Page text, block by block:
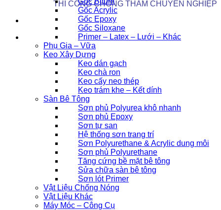
THI CÔNG CHỐNG THẤM CHUYÊN NGHIỆP
Gốc Acrylic
Gốc Epoxy
Gốc Siloxane
Primer – Latex – Lưới – Khác
Phụ Gia – Vữa
Keo Xây Dựng
Keo dán gạch
Keo chà ron
Keo cấy neo thép
Keo trám khe – Kết dính
Sàn Bê Tông
Sơn phủ Polyurea khô nhanh
Sơn phủ Epoxy
Sơn tự san
Hệ thống sơn trang trí
Sơn Polyurethane & Acrylic dung môi
Sơn phủ Polyurethane
Tăng cứng bề mặt bê tông
Sửa chữa sàn bê tông
Sơn lót Primer
Vật Liệu Chống Nóng
Vật Liệu Khác
Máy Móc – Công Cụ